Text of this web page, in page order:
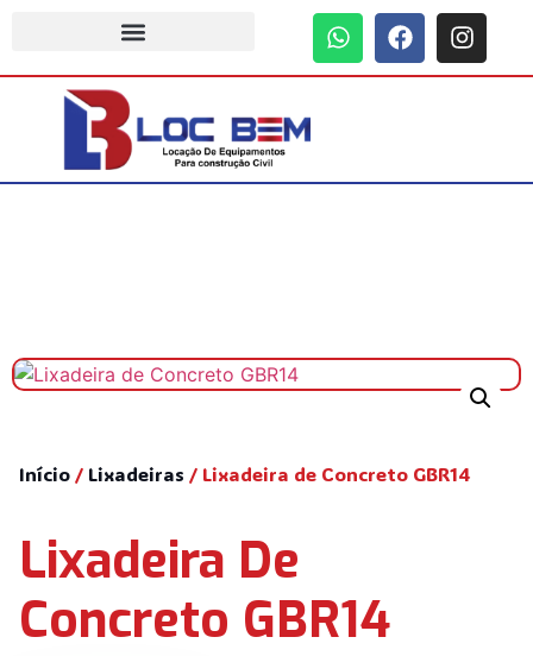
Início / Lixadeiras / Lixadeira de Concreto GBR14
Lixadeira De
Concreto GBR14